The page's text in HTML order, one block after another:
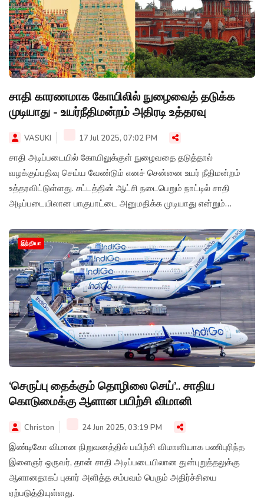
சாதி காரணமாக கோயிலில் நுழைவைத் தடுக்க
முடியாது - உயர்நீதிமன்றம் அதிரடி உத்தரவு
VASUKI 17 Jul 2025, 07:02 PM
சாதி அடிப்படையில் கோயிலுக்குள் நுழைவதை தடுத்தால்
வழக்குப்பதிவு செய்ய வேண்டும் எனச் சென்னை உயர் நீதிமன்றம்
உத்தரவிட்டுள்ளது. சட்டத்தின் ஆட்சி நடைபெறும் நாட்டில் சாதி
அடிப்படையிலான பாகுபாட்டை அனுமதிக்க முடியாது என்றும்
இந்தியா
‘செருப்பு தைக்கும் தொழிலை செய்’.. சாதிய
கொடுமைக்கு ஆளான பயிற்சி விமானி
Christon 24 Jun 2025, 03:19 PM
இண்டிகோ விமான நிறுவனத்தில் பயிற்சி விமானியாக பணிபுரிந்த
இளைஞர் ஒருவர், தான் சாதி அடிப்படையிலான துன்புறுத்தலுக்கு
ஆளானதாகப் புகார் அளித்த சம்பவம் பெரும் அதிர்ச்சியை
ஏற்படுத்தியுள்ளது.